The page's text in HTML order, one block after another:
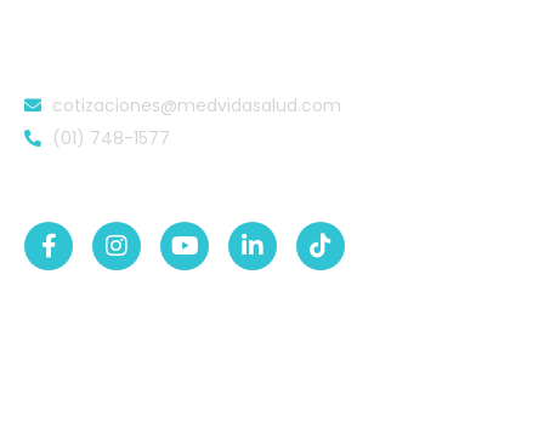
cotizaciones@medvidasalud.com
(01) 748-1577